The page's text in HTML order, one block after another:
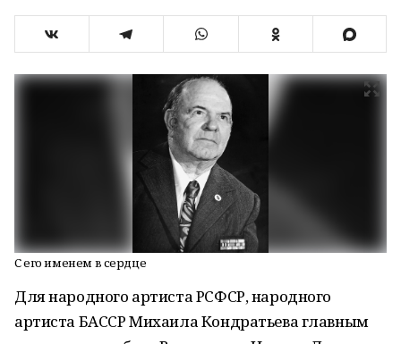
С его именем в сердце
Для народного артиста РСФСР, народного
артиста БАССР Михаила Кондратьева главным